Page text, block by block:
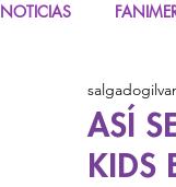
NOTICIAS
EVENTOS
ASÍ
KIDS